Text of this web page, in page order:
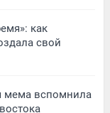
как
свой
мема вспомнила